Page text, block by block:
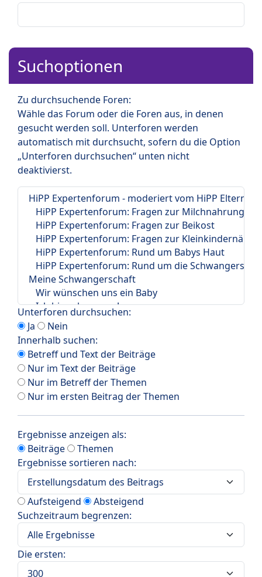
Suchoptionen
Zu durchsuchende Foren:
Wähle das Forum oder die Foren aus, in denen
gesucht werden soll. Unterforen werden
automatisch mit durchsucht, sofern du die Option
„Unterforen durchsuchen“ unten nicht
deaktivierst.
Unterforen durchsuchen:
Ja
Nein
Innerhalb suchen:
Betreff und Text der Beiträge
Nur im Text der Beiträge
Nur im Betreff der Themen
Nur im ersten Beitrag der Themen
Ergebnisse anzeigen als:
Beiträge
Themen
Ergebnisse sortieren nach:
Aufsteigend
Absteigend
Suchzeitraum begrenzen:
Die ersten: